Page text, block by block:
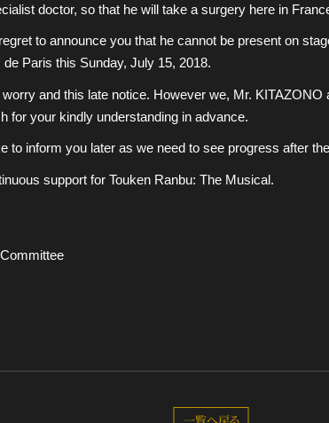
doctor, so that he will take a surgery here in
to announce you that he cannot be present on
Paris this Sunday, July 15, 2018.
and this late notice. However we, Mr.
for your kindly understanding in advance.
to inform you later as we need to see progress after
support for Touken Ranbu: The Musical.
一覧へ戻る